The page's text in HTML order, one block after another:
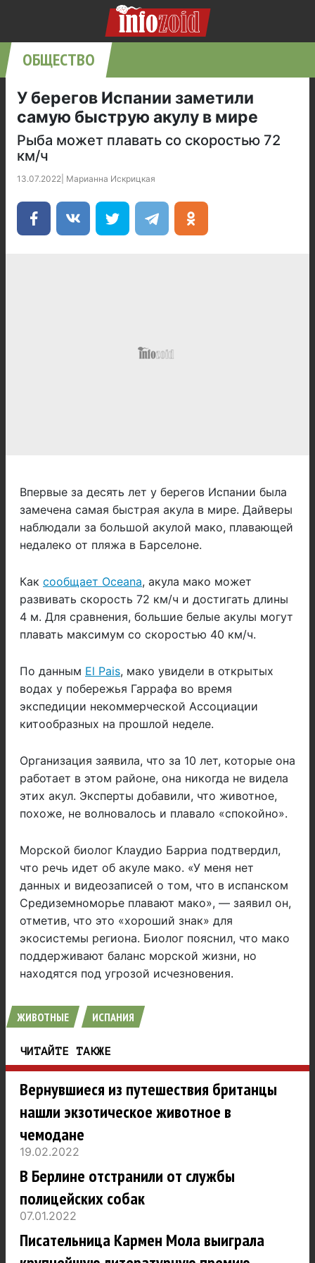
ОБЩЕСТВО
У берегов Испании заметили
самую быструю акулу в мире
Рыба может плавать со скоростью 72
км/ч
13.07.2022 Марианна Искрицкая
Впервые за десять лет у берегов Испании была
замечена самая быстрая акула в мире. Дайверы
наблюдали за большой акулой мако, плавающей
недалеко от пляжа в Барселоне.
Как сообщает Oceana, акула мако может
развивать скорость 72 км/ч и достигать длины
4 м. Для сравнения, большие белые акулы могут
плавать максимум со скоростью 40 км/ч.
По данным El Pais, мако увидели в открытых
водах у побережья Гаррафа во время
экспедиции некоммерческой Ассоциации
китообразных на прошлой неделе.
Организация заявила, что за 10 лет, которые она
работает в этом районе, она никогда не видела
этих акул. Эксперты добавили, что животное,
похоже, не волновалось и плавало «спокойно».
Морской биолог Клаудио Барриа подтвердил,
что речь идет об акуле мако. «У меня нет
данных и видеозаписей о том, что в испанском
Средиземноморье плавают мако», — заявил он,
отметив, что это «хороший знак» для
экосистемы региона. Биолог пояснил, что мако
поддерживают баланс морской жизни, но
находятся под угрозой исчезновения.
ЖИВОТНЫЕ ИСПАНИЯ
ЧИТАЙТЕ ТАКЖЕ
Вернувшиеся из путешествия британцы
нашли экзотическое животное в
чемодане
19.02.2022
В Берлине отстранили от службы
полицейских собак
07.01.2022
Писательница Кармен Мола выиграла